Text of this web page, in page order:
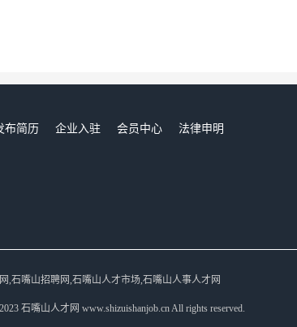
布简历 企业入驻 会员中心
法律申明
,石嘴山招聘网,石嘴山人才市场,石嘴山人事人才网
石嘴山人才网 www.shizuishanjob.cn All rights reserved.